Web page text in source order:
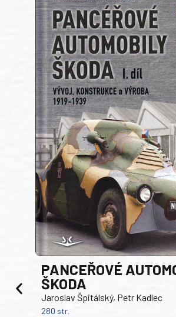
PANCEŘOVÉ
ŠKODA
Jaroslav Špitálský, Petr Kadlec
280 str.